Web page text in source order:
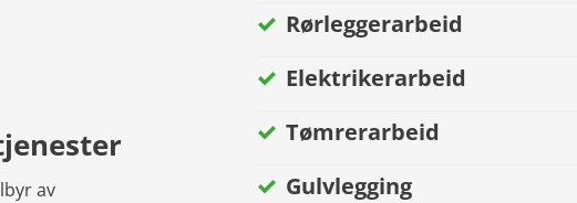
av
Rørleggerarbeid
Elektrikerarbeid
Tømrerarbeid
Gulvlegging